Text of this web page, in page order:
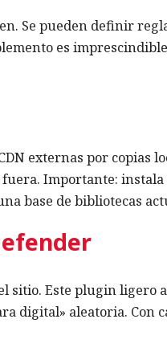
Se pueden definir
es
externas por copias
Importante: instala
base de bibliotecas
sitio. Este plugin ligero
digital» aleatoria. Con